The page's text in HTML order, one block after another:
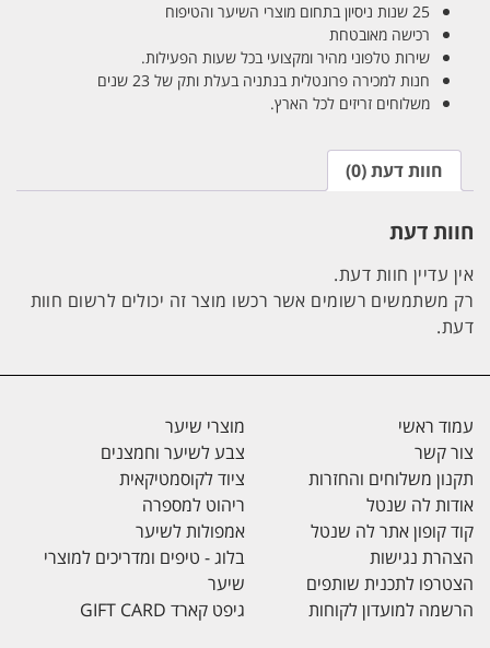
25 שנות ניסיון בתחום מוצרי השיער והטיפוח
רכישה מאובטחת
שירות טלפוני מהיר ומקצועי בכל שעות הפעילות.
חנות למכירה פרונטלית בנתניה בעלת ותק של 23 שנים
משלוחים זריזים לכל הארץ.
חוות דעת (0)
חוות דעת
אין עדיין חוות דעת.
רק משתמשים רשומים אשר רכשו מוצר זה יכולים לרשום חוות
דעת.
עמוד ראשי
צור קשר
תקנון משלוחים והחזרות
אודות לה שנטל
קוד קופון אתר לה שנטל
הצהרת נגישות
הצטרפו לתכנית שותפים
הרשמה למועדון לקוחות
מוצרי שיער
צבע לשיער וחמצנים
ציוד לקוסמטיקאית
ריהוט למספרה
אמפולות לשיער
בלוג - טיפים ומדריכים למוצרי
שיער
גיפט קארד GIFT CARD